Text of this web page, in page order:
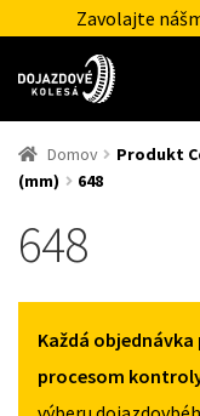
Zavolajte
Domov
Produkt
(mm)
648
648
Každá
procesom